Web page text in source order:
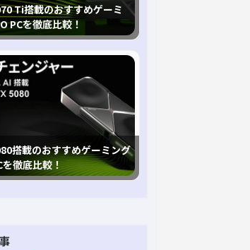
Ti搭載のおすすめゲーミ
PCを徹底比較！
搭載のおすすめゲーミング
を徹底比較！